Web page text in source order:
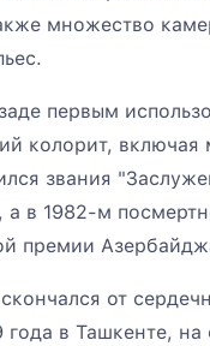
множество
первым
колорит, включая
звания
а в 1982-м
премии
от
года в Ташкенте, на